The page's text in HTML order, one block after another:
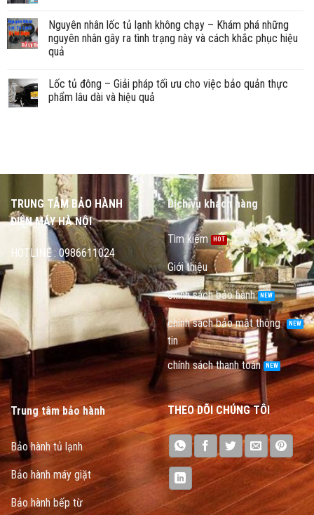
Nguyên nhân lốc tủ lạnh không chạy – Khám phá những
nguyên nhân gây ra tình trạng này và cách khắc phục hiệu
quả
Lốc tủ đông – Giải pháp tối ưu cho việc bảo quản thực
phẩm lâu dài và hiệu quả
TRUNG TÂM BẢO HÀNH
ĐIỆN MÁY HÀ NỘI
HOTLINE : 0986611024
Dịch vụ khách hàng
Tìm kiếm
Giới thiệu
chính sách bảo hành
chính sách bảo mật thông
tin
chính sách thanh toán
Trung tâm bảo hành
Bảo hành tủ lạnh
Bảo hành máy giặt
Bảo hành bếp từ
THEO DÕI CHÚNG TÔI